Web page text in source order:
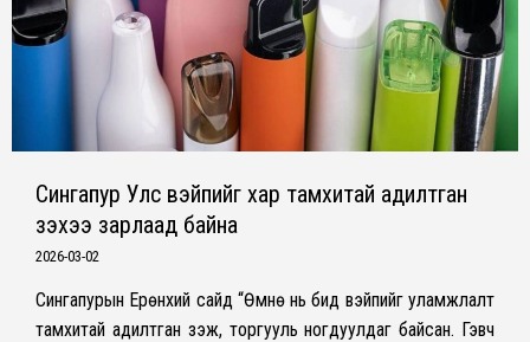
Сингапур Улс вэйпийг хар тамхитай адилтган
үзэхээ зарлаад байна
2026-03-02
Сингапурын Ерөнхий сайд “Өмнө нь бид вэйпийг уламжлалт
тамхитай адилтган үзэж, торгууль ногдуулдаг байсан. Гэвч